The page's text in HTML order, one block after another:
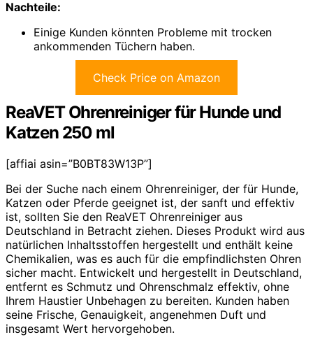
Nachteile:
Einige Kunden könnten Probleme mit trocken
ankommenden Tüchern haben.
Check Price on Amazon
ReaVET Ohrenreiniger für Hunde und
Katzen 250 ml
[affiai asin=”B0BT83W13P”]
Bei der Suche nach einem Ohrenreiniger, der für Hunde,
Katzen oder Pferde geeignet ist, der sanft und effektiv
ist, sollten Sie den ReaVET Ohrenreiniger aus
Deutschland in Betracht ziehen. Dieses Produkt wird aus
natürlichen Inhaltsstoffen hergestellt und enthält keine
Chemikalien, was es auch für die empfindlichsten Ohren
sicher macht. Entwickelt und hergestellt in Deutschland,
entfernt es Schmutz und Ohrenschmalz effektiv, ohne
Ihrem Haustier Unbehagen zu bereiten. Kunden haben
seine Frische, Genauigkeit, angenehmen Duft und
insgesamt Wert hervorgehoben.